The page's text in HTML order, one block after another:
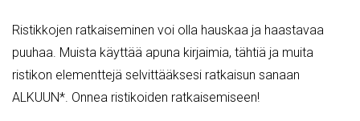
Ristikkojen ratkaiseminen voi olla hauskaa ja haastavaa
puuhaa. Muista käyttää apuna kirjaimia, tähtiä ja muita
ristikon elementtejä selvittääksesi ratkaisun sanaan
ALKUUN*. Onnea ristikoiden ratkaisemiseen!